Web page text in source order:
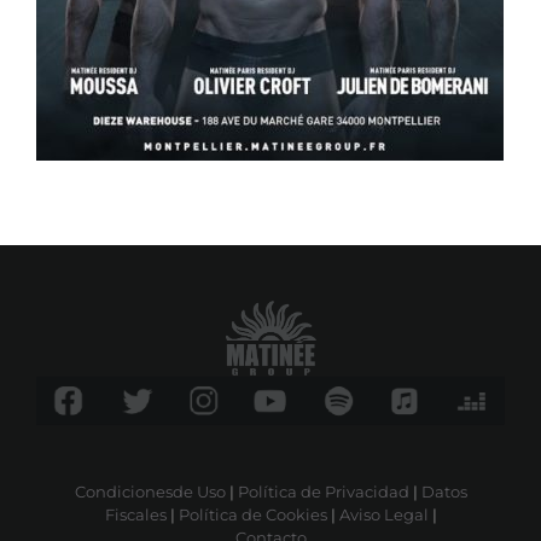
Condicionesde Uso| Política de Privacidad | Datos
Fiscales| Política de Cookies| Aviso Legal |